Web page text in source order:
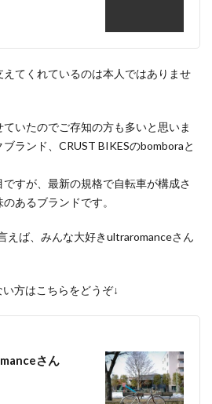
てくれているのは本人ではありませ
いたのでご存知の方も多いと思いま
ランド、CRUST BIKESのbomboraと
ですが、最新の規格で自転車が構成さ
あるブランドです。
えば、みんな大好きultraromanceさん
方はこちらをどうぞ↓
さん